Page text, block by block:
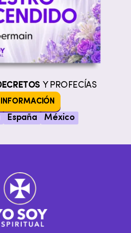
Y PROFECÍAS
INFORMACIÓN
España México